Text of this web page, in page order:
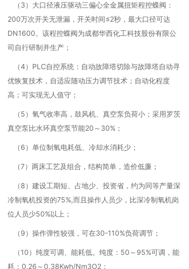
（3）大口径液压驱动三偏心全金属扭矩程控蝶阀：
200万次开关无泄漏，开关时间≤2秒，最大口径可达
DN1600。该程控蝶阀为成都华西化工科技股份有限公
司自行研制并生产；
（4）PLC自控系统：自动故障塔切除与故障塔自动寻
优恢复技术，自适应随动压力调节技术；自动化程度
高；可实现无人值守；
（5）氧气收率高，鼓风机、真空泵负荷小；采用罗茨
真空泵比水环真空泵节能20～30%；
（6）单位制氧电耗低、冷却水消耗少；
（7）两床工艺及组合，结构简单，造价低廉；
（8）建设工期短、占地少、投资省，约为同等产量深
冷制氧机投资的75%,而且操作人员少，比深冷制氧机岗
位人员少50%以上；
（9）操作弹性较强，可在30-110%负荷调节；
（10）纯度可调、能耗低。纯度：50～95%可调，能
耗：0.26～0.38Kwh/Nm3O2；